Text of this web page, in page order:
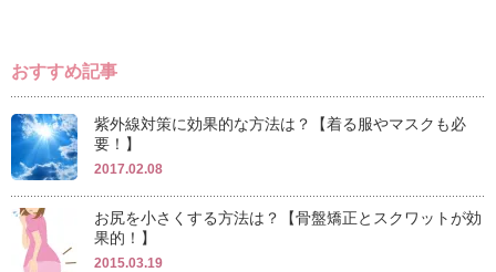
おすすめ記事
紫外線対策に効果的な方法は？【着る服やマスクも必
要！】
2017.02.08
お尻を小さくする方法は？【骨盤矯正とスクワットが効
果的！】
2015.03.19